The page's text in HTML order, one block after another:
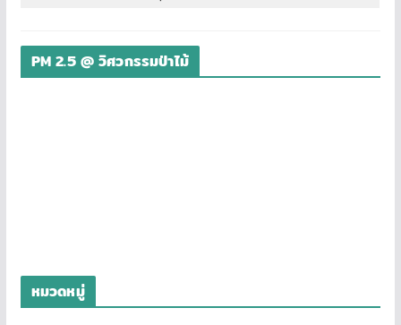
PM 2.5 @ วิศวกรรมป่าไม้
หมวดหมู่